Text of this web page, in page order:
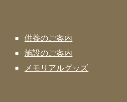
供養のご案内
施設のご案内
メモリアルグッズ